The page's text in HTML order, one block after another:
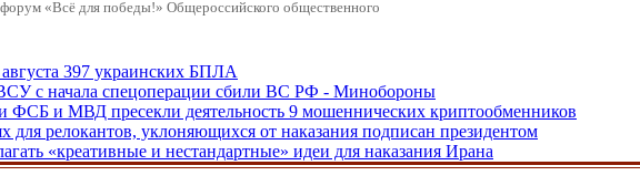
«Всё для победы!» Общероссийского общественного
397 украинских БПЛА
с начала спецоперации сбили ВС РФ - Минобороны
ФСБ и МВД пресекли деятельность 9 мошеннических криптообменников
для релокантов, уклоняющихся от наказания подписан президентом
«креативные и нестандартные» идеи для наказания Ирана